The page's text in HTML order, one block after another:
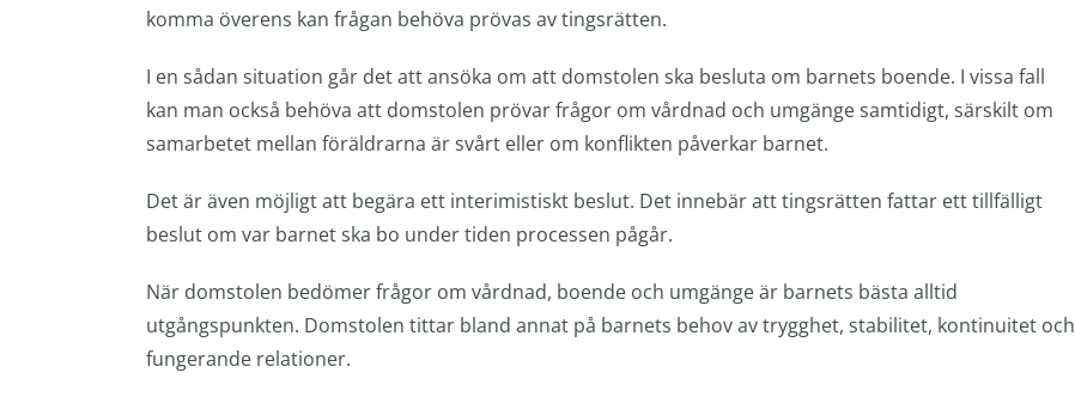
komma överens kan frågan behöva prövas av tingsrätten.
I en sådan situation går det att ansöka om att domstolen ska besluta om barnets boende. I vissa fall
kan man också behöva att domstolen prövar frågor om vårdnad och umgänge samtidigt, särskilt om
samarbetet mellan föräldrarna är svårt eller om konflikten påverkar barnet.
Det är även möjligt att begära ett interimistiskt beslut. Det innebär att tingsrätten fattar ett tillfälligt
beslut om var barnet ska bo under tiden processen pågår.
När domstolen bedömer frågor om vårdnad, boende och umgänge är barnets bästa alltid
utgångspunkten. Domstolen tittar bland annat på barnets behov av trygghet, stabilitet, kontinuitet och
fungerande relationer.